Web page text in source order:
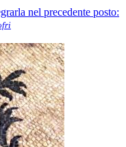
nel precedente posto: